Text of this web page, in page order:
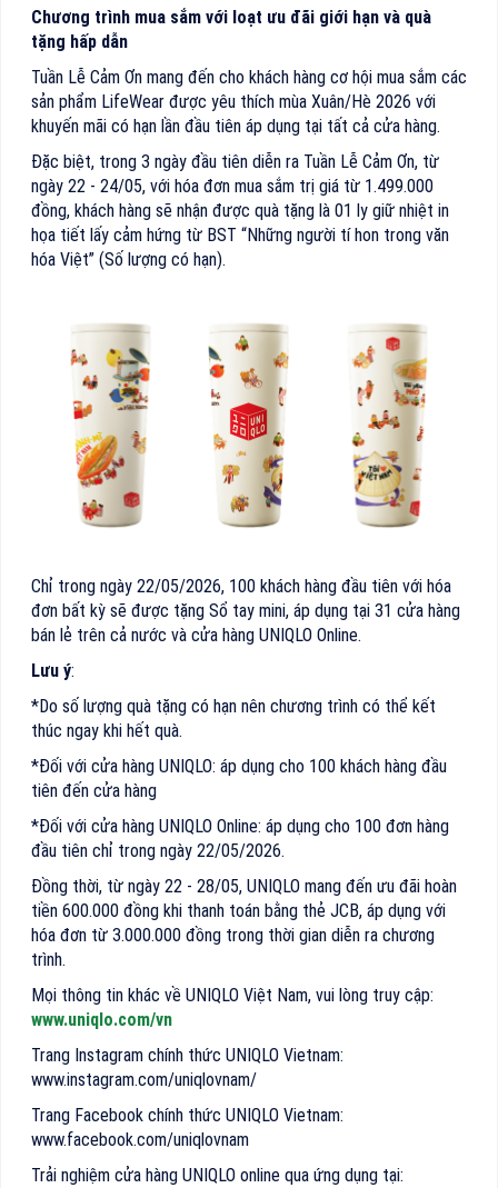
Chương trình mua sắm với loạt ưu đãi giới hạn và quà
tặng hấp dẫn
Tuần Lễ Cảm Ơn mang đến cho khách hàng cơ hội mua sắm các
sản phẩm LifeWear được yêu thích mùa Xuân/Hè 2026 với
khuyến mãi có hạn lần đầu tiên áp dụng tại tất cả cửa hàng.
Đặc biệt, trong 3 ngày đầu tiên diễn ra Tuần Lễ Cảm Ơn, từ
ngày 22 - 24/05, với hóa đơn mua sắm trị giá từ 1.499.000
đồng, khách hàng sẽ nhận được quà tặng là 01 ly giữ nhiệt in
họa tiết lấy cảm hứng từ BST “Những người tí hon trong văn
hóa Việt” (Số lượng có hạn).
Chỉ trong ngày 22/05/2026, 100 khách hàng đầu tiên với hóa
đơn bất kỳ sẽ được tặng Sổ tay mini, áp dụng tại 31 cửa hàng
bán lẻ trên cả nước và cửa hàng UNIQLO Online.
Lưu ý:
*Do số lượng quà tặng có hạn nên chương trình có thể kết
thúc ngay khi hết quà.
*Đối với cửa hàng UNIQLO: áp dụng cho 100 khách hàng đầu
tiên đến cửa hàng
*Đối với cửa hàng UNIQLO Online: áp dụng cho 100 đơn hàng
đầu tiên chỉ trong ngày 22/05/2026.
Đồng thời, từ ngày 22 - 28/05, UNIQLO mang đến ưu đãi hoàn
tiền 600.000 đồng khi thanh toán bằng thẻ JCB, áp dụng với
hóa đơn từ 3.000.000 đồng trong thời gian diễn ra chương
trình.
Mọi thông tin khác về UNIQLO Việt Nam, vui lòng truy cập:
www.uniqlo.com/vn
Trang Instagram chính thức UNIQLO Vietnam:
www.instagram.com/uniqlovnam/
Trang Facebook chính thức UNIQLO Vietnam:
www.facebook.com/uniqlovnam
Trải nghiệm cửa hàng UNIQLO online qua ứng dụng tại: